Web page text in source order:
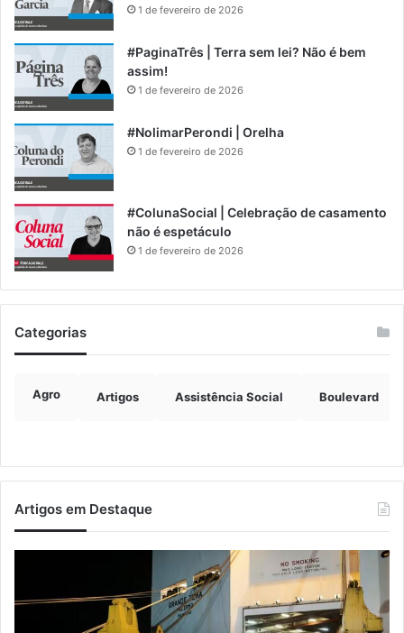
1 de fevereiro de 2026
#PaginaTrês | Terra sem lei? Não é bem
assim!
1 de fevereiro de 2026
#NolimarPerondi | Orelha
1 de fevereiro de 2026
#ColunaSocial | Celebração de casamento
não é espetáculo
1 de fevereiro de 2026
Categorias
Agro Artigos Assistência Social Boulevard
Artigos em Destaque